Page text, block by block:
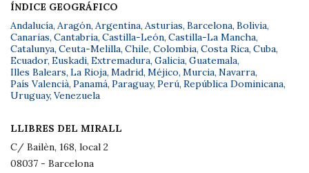
ÍNDICE GEOGRÁFICO
Andalucía, Aragón, Argentina, Asturias, Barcelona, Bolivia,
Canarias, Cantabria, Castilla-León, Castilla-La Mancha,
Catalunya, Ceuta-Melilla, Chile, Colombia, Costa Rica, Cuba,
Ecuador, Euskadi, Extremadura, Galicia, Guatemala,
Illes Balears, La Rioja, Madrid, Méjico, Murcia, Navarra,
País Valencià, Panamá, Paraguay, Perú, República Dominicana,
Uruguay, Venezuela
LLIBRES DEL MIRALL
C/ Bailèn, 168, local 2
08037 - Barcelona